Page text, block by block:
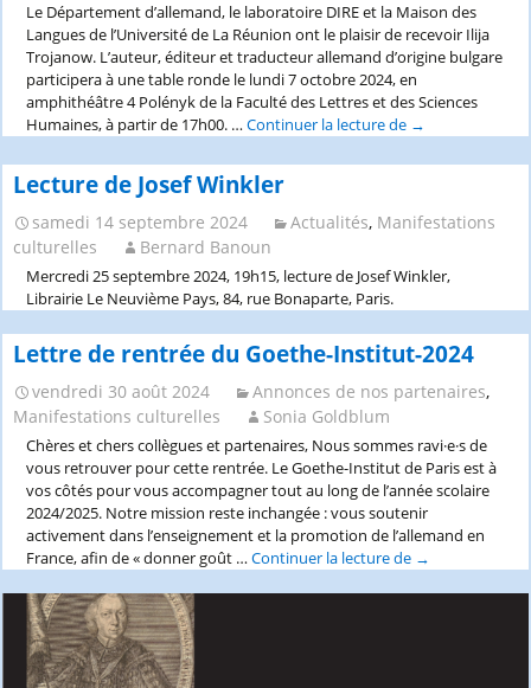
à
Elmar
Tophoven,
Maison
Heinrich
Heine
Le Département d’allemand, le laboratoire DIRE et la Maison des
Langues de l’Université de La Réunion ont le plaisir de recevoir Ilija
Trojanow. L’auteur, éditeur et traducteur allemand d’origine bulgare
participera à une table ronde le lundi 7 octobre 2024, en
amphithéâtre 4 Polényk de la Faculté des Lettres et des Sciences
Humaines, à partir de 17h00. …Continuer la lecture de Ilija
à
Réunion
→
Lecture de Josef Winkler
samedi 14 septembre 2024 Actualités, Manifestations
culturelles
Bernard Banoun
Mercredi 25 septembre 2024, 19h15, lecture de Josef Winkler,
Librairie Le Neuvième Pays, 84, rue Bonaparte, Paris.
Lettre de rentrée du Goethe-Institut-2024
vendredi 30 août 2024 Annonces de nos partenaires,
Manifestations culturelles
Sonia Goldblum
Chères et chers collègues et partenaires, Nous sommes ravi·e·s de
vous retrouver pour cette rentrée. Le Goethe-Institut de Paris est à
vos côtés pour vous accompagner tout au long de l’année scolaire
2024/2025. Notre mission reste inchangée : vous soutenir
activement dans l’enseignement et la promotion de l’allemand en
France, afin de « donner goût …Continuer la lecture de Lettre
→